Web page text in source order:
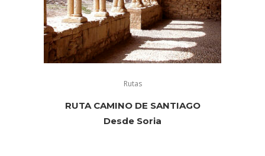
Rutas
RUTA CAMINO DE SANTIAGO
Desde Soria